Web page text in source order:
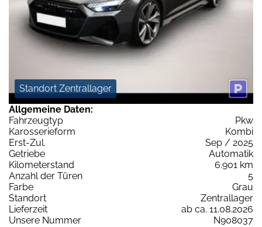
Standort Zentrallager
Allgemeine Daten:
Fahrzeugtyp
Pkw
Karosserieform
Kombi
Erst-Zul.
Sep / 2025
Getriebe
Automatik
Kilometerstand
6.901 km
Anzahl der Türen
5
Farbe
Grau
Standort
Zentrallager
Lieferzeit
ab ca. 11.08.2026
Unsere Nummer
N908037